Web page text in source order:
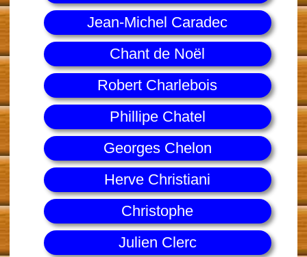
Jean-Michel Caradec
Chant de Noël
Robert Charlebois
Phillipe Chatel
Georges Chelon
Herve Christiani
Christophe
Julien Clerc